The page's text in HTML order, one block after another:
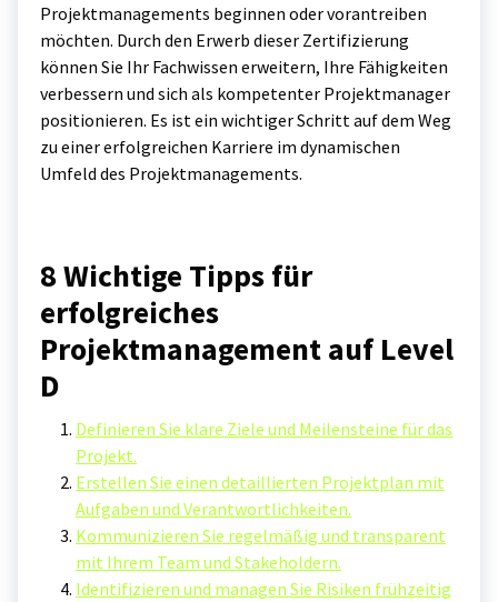
Projektmanagements beginnen oder vorantreiben
möchten. Durch den Erwerb dieser Zertifizierung
können Sie Ihr Fachwissen erweitern, Ihre Fähigkeiten
verbessern und sich als kompetenter Projektmanager
positionieren. Es ist ein wichtiger Schritt auf dem Weg
zu einer erfolgreichen Karriere im dynamischen
Umfeld des Projektmanagements.
8 Wichtige Tipps für
erfolgreiches
Projektmanagement auf Level
D
Definieren Sie klare Ziele und Meilensteine für das
Projekt.
Erstellen Sie einen detaillierten Projektplan mit
Aufgaben und Verantwortlichkeiten.
Kommunizieren Sie regelmäßig und transparent
mit Ihrem Team und Stakeholdern.
Identifizieren und managen Sie Risiken frühzeitig